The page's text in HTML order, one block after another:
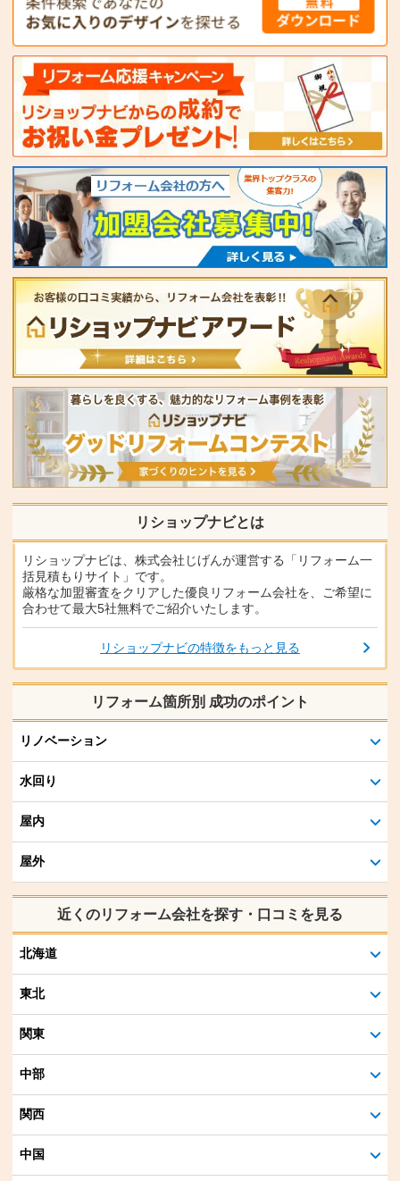
リショップナビとは
リショップナビは、株式会社じげんが運営する「リフォーム一
括見積もりサイト」です。
厳格な加盟審査をクリアした優良リフォーム会社を、ご希望に
合わせて最大5社無料でご紹介いたします。
リショップナビの特徴をもっと見る
リフォーム箇所別 成功のポイント
リノベーション
水回り
屋内
屋外
近くのリフォーム会社を探す・口コミを見る
北海道
東北
関東
中部
関西
中国